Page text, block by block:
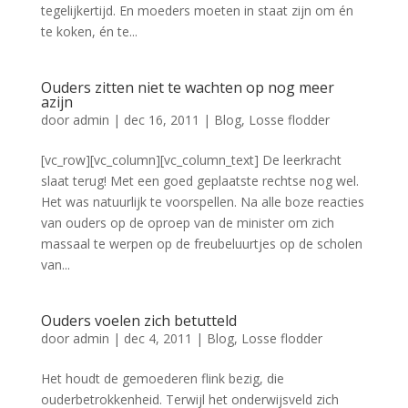
tegelijkertijd. En moeders moeten in staat zijn om én
te koken, én te...
Ouders zitten niet te wachten op nog meer
azijn
door admin | dec 16, 2011 | Blog, Losse flodder
[vc_row][vc_column][vc_column_text] De leerkracht
slaat terug! Met een goed geplaatste rechtse nog wel.
Het was natuurlijk te voorspellen. Na alle boze reacties
van ouders op de oproep van de minister om zich
massaal te werpen op de freubeluurtjes op de scholen
van...
Ouders voelen zich betutteld
door admin | dec 4, 2011 | Blog, Losse flodder
Het houdt de gemoederen flink bezig, die
ouderbetrokkenheid. Terwijl het onderwijsveld zich